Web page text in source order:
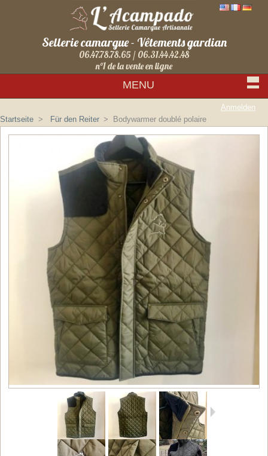
Sellerie camargue - Vêtements gardian
06.47.78.78.65 / 06.31.44.42.48
n°1 de la vente en ligne
MENU
Anmelden
Startseite > Für den Reiter > Bodywarmer doublé polaire